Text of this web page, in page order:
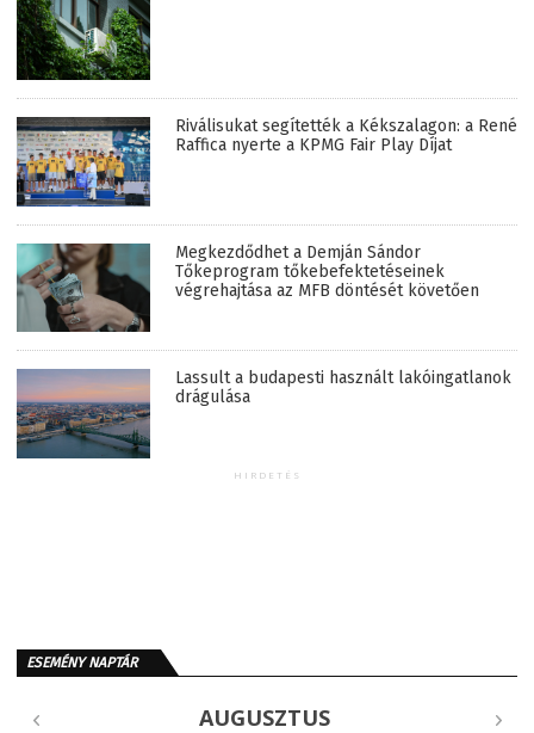
Riválisukat segítették a Kékszalagon: a René
Raffica nyerte a KPMG Fair Play Díjat
Megkezdődhet a Demján Sándor
Tőkeprogram tőkebefektetéseinek
végrehajtása az MFB döntését követően
Lassult a budapesti használt lakóingatlanok
drágulása
HIRDETÉS
ESEMÉNY NAPTÁR
AUGUSZTUS